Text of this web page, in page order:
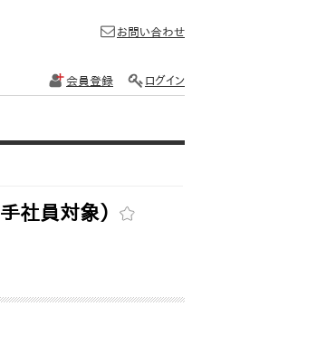
お問い合わせ
会員登録 ログイン
社員対象）